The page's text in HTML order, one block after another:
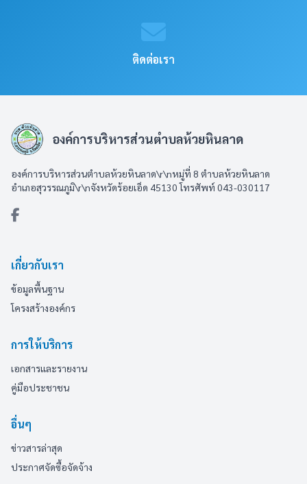
ติดต่อเรา
องค์การบริหารส่วนตำบลห้วยหินลาด
องค์การบริหารส่วนตำบลห้วยหินลาด\r\nหมู่ที่ 8 ตำบลห้วยหินลาด
อำเภอสุวรรณภูมิ\r\nจังหวัดร้อยเอ็ด 45130 โทรศัพท์ 043-030117
เกี่ยวกับเรา
ข้อมูลพื้นฐาน
โครงสร้างองค์กร
การให้บริการ
เอกสารและรายงาน
คู่มือประชาชน
อื่นๆ
ข่าวสารล่าสุด
ประกาศจัดซื้อจัดจ้าง